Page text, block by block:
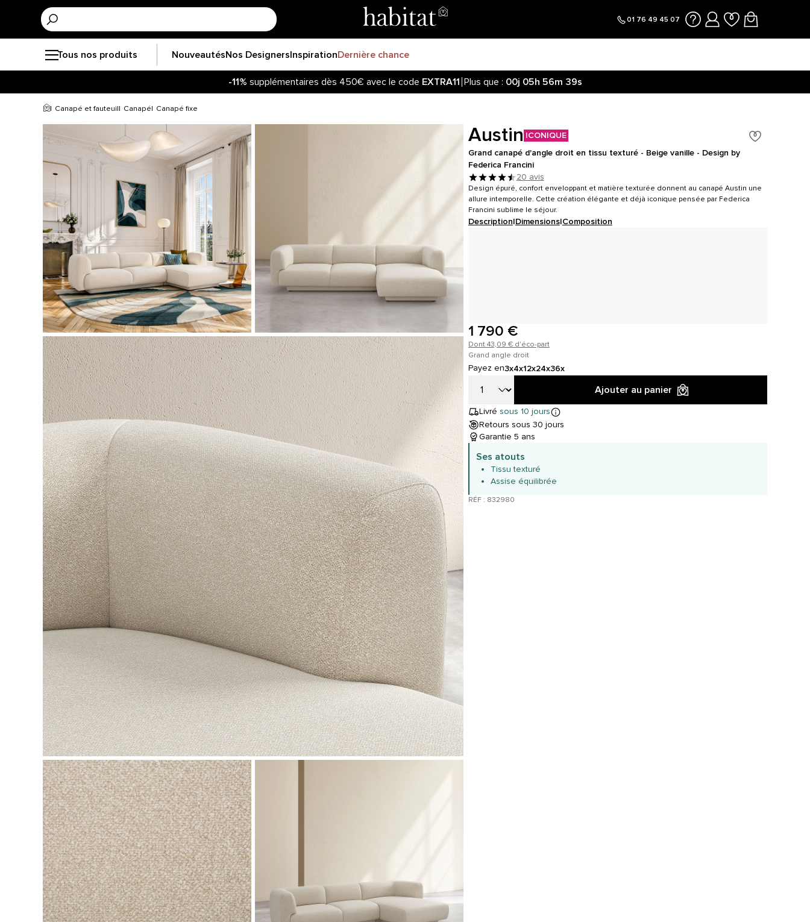
01 76 49 45 07
Tous nos produits NouveautésNos DesignersInspirationDernière chance
-11% supplémentaires dès 450€ avec le code EXTRA11 Plus que : 00j 05h 56m 38s
Canapé et fauteuil Canapé Canapé fixe
Austin ICONIQUE
Grand canapé d'angle droit en tissu texturé - Beige vanille - Design by
Federica Francini
20 avis
Design épuré, confort enveloppant et matière texturée donnent au canapé Austin une
allure intemporelle. Cette création élégante et déjà iconique pensée par Federica
Francini sublime le séjour.
Description|Dimensions|Composition
1 790 €
Dont 43,09 € d'éco-part
Grand angle droit
Payez en3x4x12x24x36x
Ajouter au panier
Livré sous 10 jours
Retours sous 30 jours
Garantie 5 ans
Ses atouts
Tissu texturé
Assise équilibrée
RÉF : 832980